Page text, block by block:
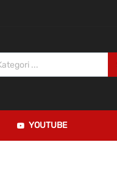
YOUTUBE